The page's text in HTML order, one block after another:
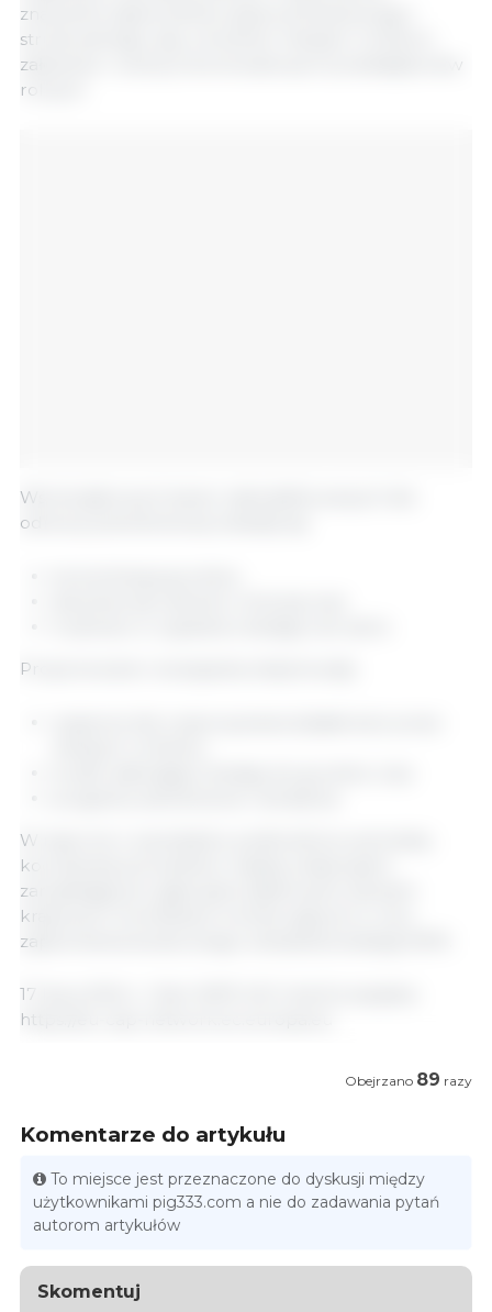
znaczenie zapewnienia wsparcia finansowego i
strukturalnego, aby umożliwić młodym rolnikom
założenie i rozwój zrównoważonych przedsiębiorstw
rolnych.
Wśród głównych barier zidentyfikowanych dla
odnowy pokoleniowej znalazły się:
Proponowane rozwiązania obejmowały:
W raporcie z warsztatów podkreślono potrzebę
koordynacji priorytetów między instytucjami
zarządzającymi, agencjami płatniczymi, sieciami
krajowymi i komitetami monitorującymi w celu
zapewnienia skutecznego wdrażania strategii WPR.
17 lipca 2024 r./ Sieć WPR UE/ Unia Europejska.
https://eu-cap-network.ec.europa.eu
Obejrzano 89 razy
Komentarze do artykułu
To miejsce jest przeznaczone do dyskusji między
użytkownikami pig333.com a nie do zadawania pytań
autorom artykułów
Skomentuj